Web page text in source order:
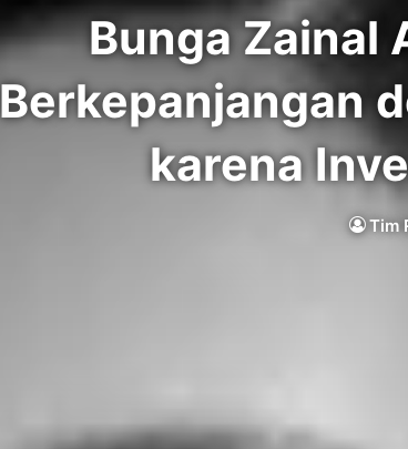
Bunga Zainal
Berkepanjangan
karena
Tim